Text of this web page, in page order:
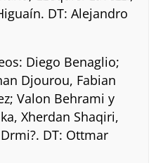
DT: Alejandro
Diego Benaglio;
Djourou, Fabian
Valon Behrami y
Xherdan Shaqiri,
DT: Ottmar